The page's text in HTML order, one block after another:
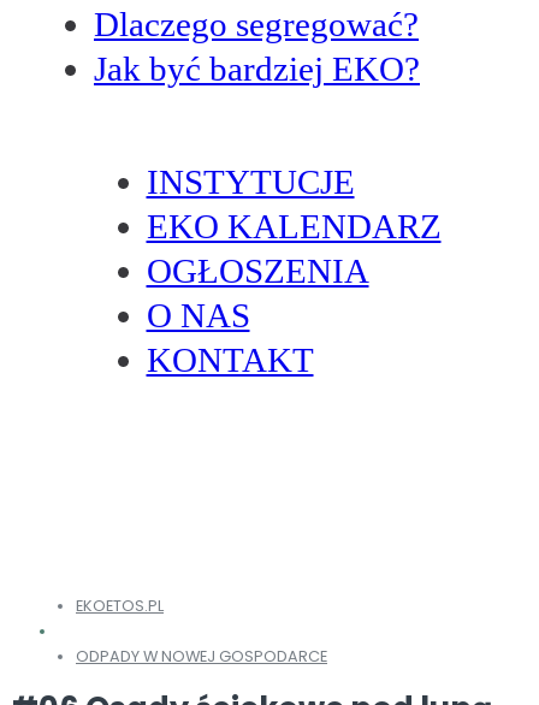
Dlaczego segregować?
Jak być bardziej EKO?
INSTYTUCJE
EKO KALENDARZ
OGŁOSZENIA
O NAS
KONTAKT
EKOETOS.PL
ODPADY W NOWEJ GOSPODARCE